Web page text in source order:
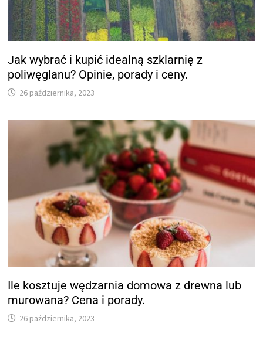
Jak wybrać i kupić idealną szklarnię z
poliwęglanu? Opinie, porady i ceny.
26 października, 2023
Ile kosztuje wędzarnia domowa z drewna lub
murowana? Cena i porady.
26 października, 2023